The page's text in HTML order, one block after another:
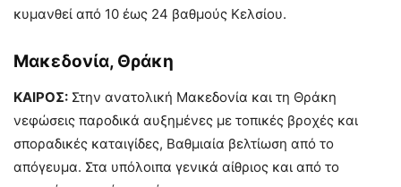
κυμανθεί από 10 έως 24 βαθμούς Κελσίου.
Μακεδονία, Θράκη
ΚΑΙΡΟΣ: Στην ανατολική Μακεδονία και τη Θράκη
νεφώσεις παροδικά αυξημένες με τοπικές βροχές και
σποραδικές καταιγίδες, Βαθμιαία βελτίωση από το
απόγευμα. Στα υπόλοιπα γενικά αίθριος και από το